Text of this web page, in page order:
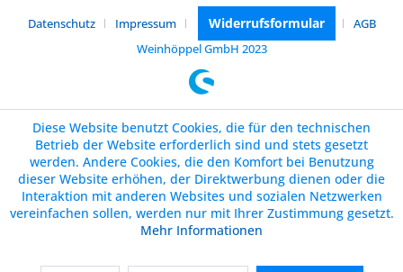
Datenschutz
Impressum Widerrufsformular
AGB
Weinhöppel GmbH 2023
Diese Website benutzt Cookies, die für den technischen
Betrieb der Website erforderlich sind und stets gesetzt
werden. Andere Cookies, die den Komfort bei Benutzung
dieser Website erhöhen, der Direktwerbung dienen oder die
Interaktion mit anderen Websites und sozialen Netzwerken
vereinfachen sollen, werden nur mit Ihrer Zustimmung gesetzt.
Mehr Informationen